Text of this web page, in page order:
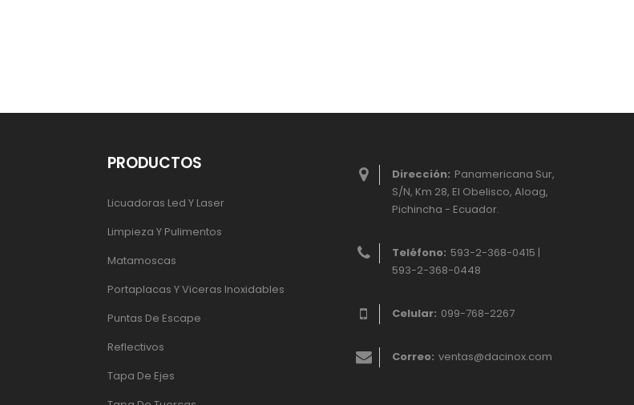
Dirección: Panamericana Sur,
S/N, Km 28, El Obelisco, Aloag,
Pichincha - Ecuador.
Teléfono: 593-2-368-0415 |
593-2-368-0448
Celular: 099-768-2267
Correo: ventas@dacinox.com
PRODUCTOS
Licuadoras Led Y Laser
Limpieza Y Pulimentos
Matamoscas
Portaplacas Y Viceras Inoxidables
Puntas De Escape
Reflectivos
Tapa De Ejes